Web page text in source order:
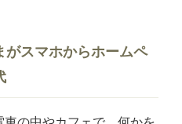
がスマホからホームペ